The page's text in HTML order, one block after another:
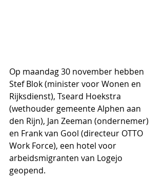
Op maandag 30 november hebben
Stef Blok (minister voor Wonen en
Rijksdienst), Tseard Hoekstra
(wethouder gemeente Alphen aan
den Rijn), Jan Zeeman (ondernemer)
en Frank van Gool (directeur OTTO
Work Force), een hotel voor
arbeidsmigranten van Logejo
geopend.